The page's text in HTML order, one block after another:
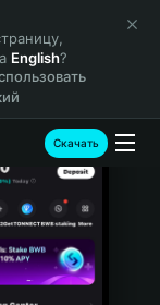
English?
Скачать